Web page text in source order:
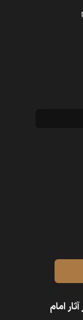
امام